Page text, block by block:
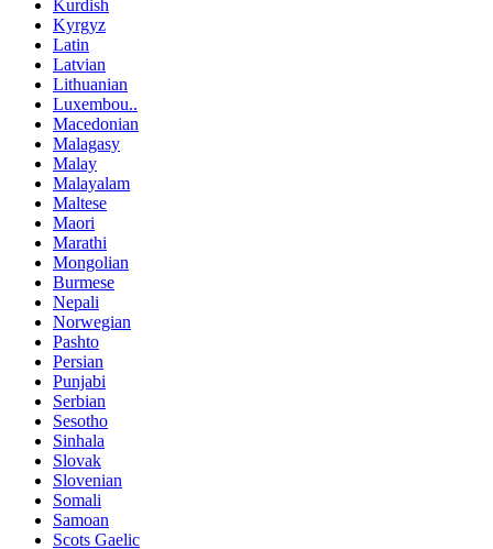
Kurdish
Kyrgyz
Latin
Latvian
Lithuanian
Luxembou..
Macedonian
Malagasy
Malay
Malayalam
Maltese
Maori
Marathi
Mongolian
Burmese
Nepali
Norwegian
Pashto
Persian
Punjabi
Serbian
Sesotho
Sinhala
Slovak
Slovenian
Somali
Samoan
Scots Gaelic